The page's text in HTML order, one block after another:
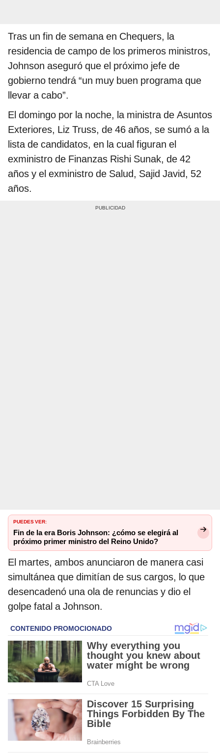
Tras un fin de semana en Chequers, la
residencia de campo de los primeros ministros,
Johnson aseguró que el próximo jefe de
gobierno tendrá “un muy buen programa que
llevar a cabo”.
El domingo por la noche, la ministra de Asuntos
Exteriores, Liz Truss, de 46 años, se sumó a la
lista de candidatos, en la cual figuran el
exministro de Finanzas Rishi Sunak, de 42
años y el exministro de Salud, Sajid Javid, 52
años.
PUEDES VER:
Fin de la era Boris Johnson: ¿cómo se elegirá al
próximo primer ministro del Reino Unido?
El martes, ambos anunciaron de manera casi
simultánea que dimitían de sus cargos, lo que
desencadenó una ola de renuncias y dio el
golpe fatal a Johnson.